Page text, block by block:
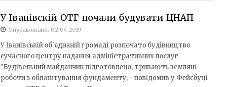
У Іванівскій ОТГ почали будувати ЦНАП
Опубліковано: 02.04.2019
У Іванівській об'єднаній громаді розпочато будівництво
сучасного центру надання адміністративних послуг.
"Будівельний майданчик підготовлено, тривають земляні
роботи з облаштування фундаменту, - повідомив у Фейсбуці